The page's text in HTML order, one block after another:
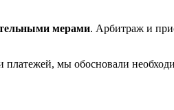
мерами. Арбитраж и
мы обосновали